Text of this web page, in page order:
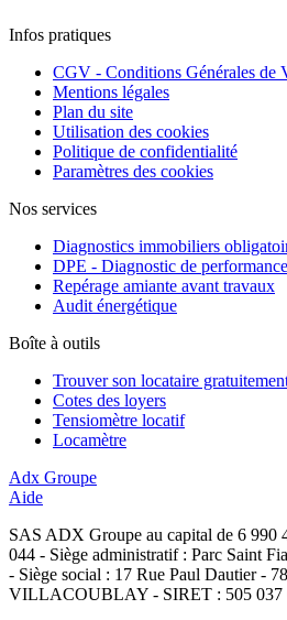
Infos pratiques
CGV - Conditions Générales de
Mentions légales
Plan du site
Utilisation des cookies
Politique de confidentialité
Paramètres des cookies
Nos services
Diagnostics immobiliers
DPE - Diagnostic de
Repérage amiante avant travaux
Audit énergétique
Boîte à outils
Trouver son locataire
Cotes des loyers
Tensiomètre locatif
Locamètre
Adx Groupe
Aide
SAS ADX Groupe au capital de 6 990
044 - Siège administratif : Parc Saint
- Siège social : 17 Rue Paul Dautier -
VILLACOUBLAY - SIRET : 505 037